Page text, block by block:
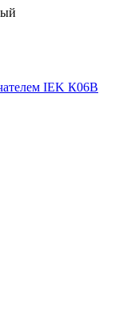
IEK К06В